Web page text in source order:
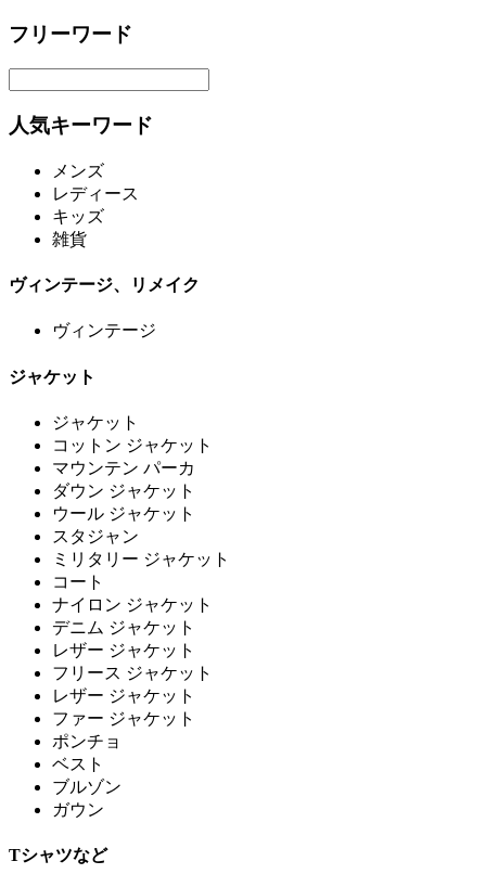
フリーワード
人気キーワード
メンズ
レディース
キッズ
雑貨
ヴィンテージ、リメイク
ヴィンテージ
ジャケット
ジャケット
コットン ジャケット
マウンテン パーカ
ダウン ジャケット
ウール ジャケット
スタジャン
ミリタリー ジャケット
コート
ナイロン ジャケット
デニム ジャケット
レザー ジャケット
フリース ジャケット
レザー ジャケット
ファー ジャケット
ポンチョ
ベスト
ブルゾン
ガウン
Tシャツなど